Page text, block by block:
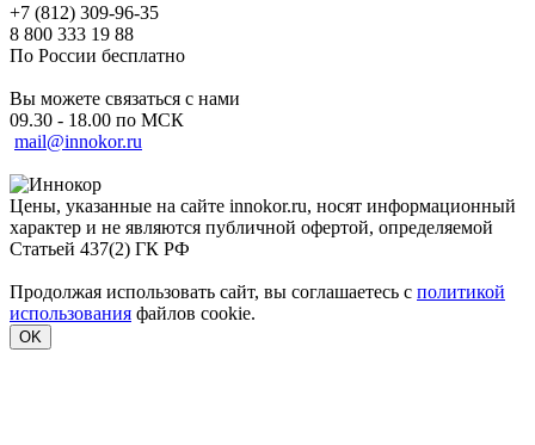
+7 (812) 309-96-35
8 800 333 19 88
По России бесплатно
Вы можете связаться с нами
09.30 - 18.00 по МСК
mail@innokor.ru
Цены, указанные на сайте innokor.ru, носят информационный
характер и не являются публичной офертой, определяемой
Статьей 437(2) ГК РФ
Продолжая использовать сайт, вы соглашаетесь с политикой
использования файлов cookie.
OK